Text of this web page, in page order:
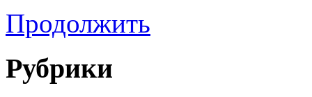
Продолжить
Рубрики